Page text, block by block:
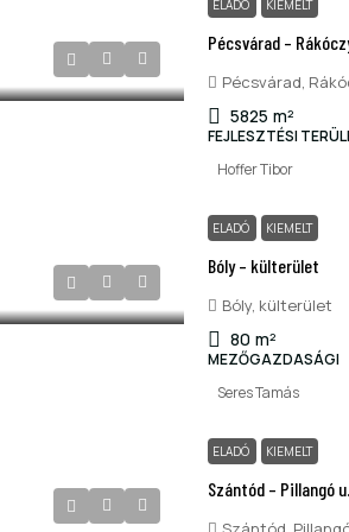
ELADÓ KIEMELT
Pécsvárad –
Pécsvárad,
5825 m²
FEJLESZTÉSI
Hoffer Tibor
ELADÓ KIEMELT
Bóly – külterület
Bóly, külterület
80 m²
MEZŐGAZDASÁGI
Seres Tamás
ELADÓ KIEMELT
Szántód – Pillangó